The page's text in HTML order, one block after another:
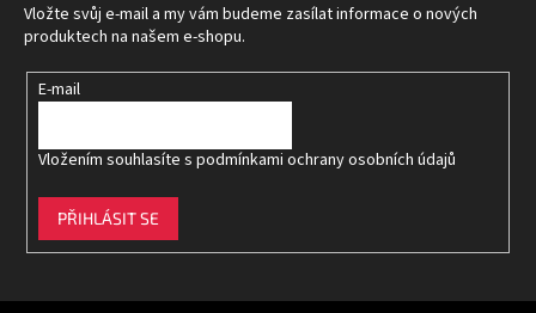
Vložte svůj e-mail a my vám budeme zasílat informace o nových
produktech na našem e-shopu.
E-mail
Vložením souhlasíte s podmínkami ochrany osobních údajů
PŘIHLÁSIT SE